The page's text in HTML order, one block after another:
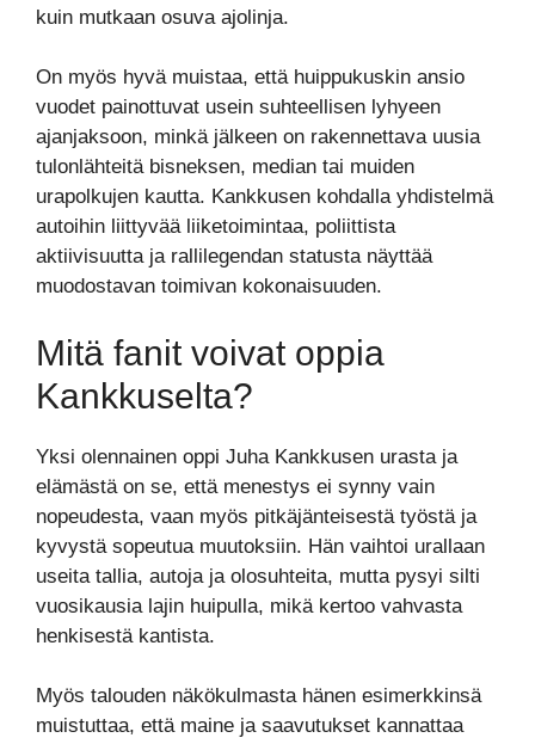
kuin mutkaan osuva ajolinja.
On myös hyvä muistaa, että huippukuskin ansio
vuodet painottuvat usein suhteellisen lyhyeen
ajanjaksoon, minkä jälkeen on rakennettava uusia
tulonlähteitä bisneksen, median tai muiden
urapolkujen kautta. Kankkusen kohdalla yhdistelmä
autoihin liittyvää liiketoimintaa, poliittista
aktiivisuutta ja rallilegendan statusta näyttää
muodostavan toimivan kokonaisuuden.
Mitä fanit voivat oppia
Kankkuselta?
Yksi olennainen oppi Juha Kankkusen urasta ja
elämästä on se, että menestys ei synny vain
nopeudesta, vaan myös pitkäjänteisestä työstä ja
kyvystä sopeutua muutoksiin. Hän vaihtoi urallaan
useita tallia, autoja ja olosuhteita, mutta pysyi silti
vuosikausia lajin huipulla, mikä kertoo vahvasta
henkisestä kantista.
Myös talouden näkökulmasta hänen esimerkkinsä
muistuttaa, että maine ja saavutukset kannattaa